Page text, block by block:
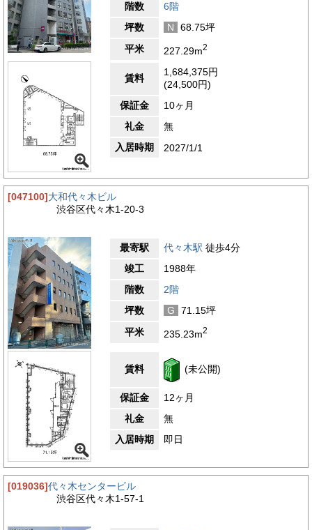
階数
6階
坪数
N
68.75坪
平米
227.29m2
賃料
1,684,375円
(24,500円)
保証金
10ヶ月
礼金
無
入居時期
2027/1/1
[047100]大和代々木ビル
渋谷区代々木1-20-3
最寄駅 代々木駅 徒歩4分
竣工
1988年
階数
2階
坪数
G
71.15坪
平米
235.23m2
賃料 (未公開)
保証金
12ヶ月
礼金
無
入居時期
即日
[019036]代々木センタービル
渋谷区代々木1-57-1